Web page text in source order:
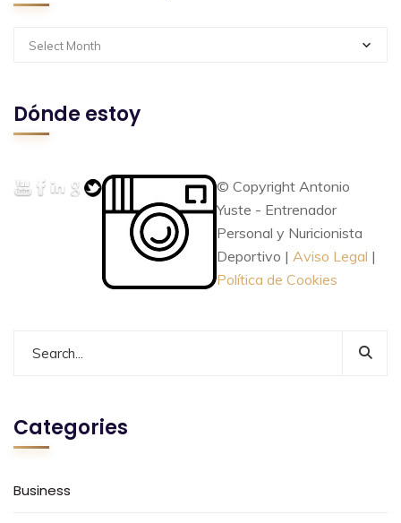
Select Month
Dónde estoy
© Copyright Antonio
Yuste - Entrenador
Personal y Nuricionista
Deportivo | Aviso Legal |
Política de Cookies
Categories
Business